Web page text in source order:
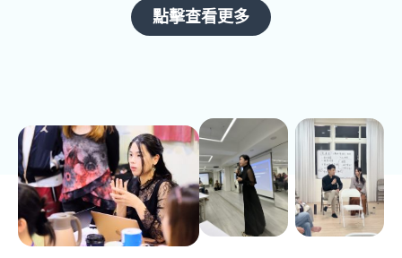
點擊查看更多